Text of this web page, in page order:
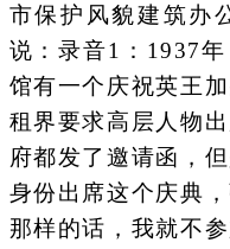
市保护风貌建筑办
说：录音1：1937
馆有一个庆祝英王
租界要求高层人物
府都发了邀请函，
身份出席这个庆典
那样的话，我就不